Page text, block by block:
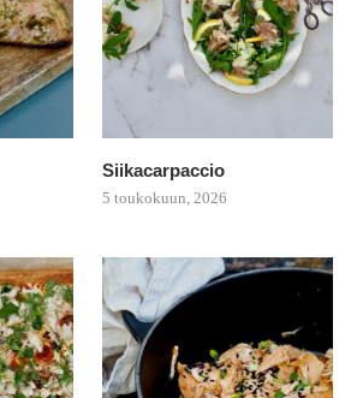
Siikacarpaccio
5 toukokuun, 2026